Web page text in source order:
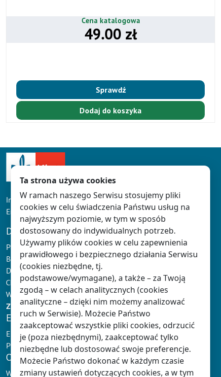
Cena katalogowa
49.00 zł
Sprawdź
Dodaj do koszyka
Infolinia: tel. 61 626 90 90
Email:doradcy@klett.pl
DLA NAUCZYCIELA
Panel Nauczyciela
Baza wiedzy
Dokumentacja Nauczyciela
Chmura Klett
Wydarzenia
Zalogujlubzarejestruj się
E-NAUCZANIE
E-podręczniki Klett
Platformy e-learningowe
OFERTA
Wychowanie przedszkolne
Ta strona używa cookies
W ramach naszego Serwisu stosujemy pliki
cookies w celu świadczenia Państwu usług na
najwyższym poziomie, w tym w sposób
dostosowany do indywidualnych potrzeb.
Używamy plików cookies w celu zapewnienia
prawidłowego i bezpiecznego działania Serwisu
(cookies niezbędne, tj.
podstawowe/wymagane), a także – za Twoją
zgodą – w celach analitycznych (cookies
analityczne – dzięki nim możemy analizować
ruch w Serwisie). Możecie Państwo
zaakceptować wszystkie pliki cookies, odrzucić
je (poza niezbędnymi), zaakceptować tylko
niezbędne lub dostosować swoje preferencje.
Możecie Państwo dokonać w każdym czasie
zmiany ustawień dotyczących cookies, a w tym